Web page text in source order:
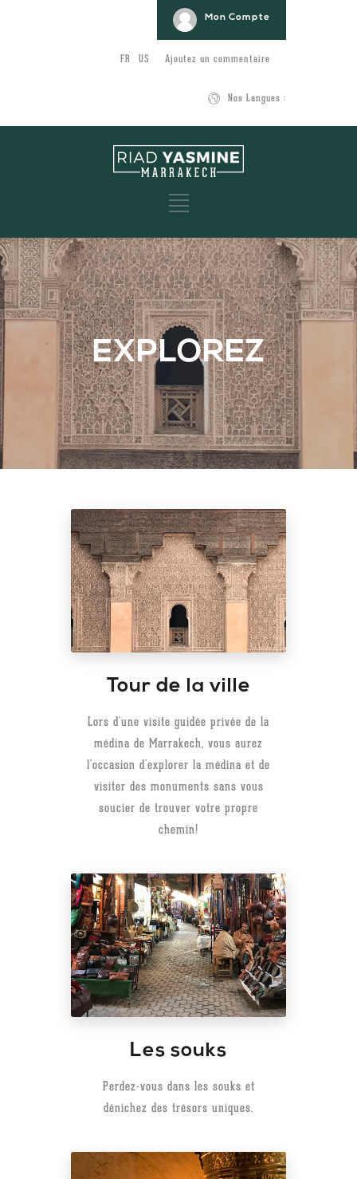
Mon Compte
Ajoutez un commentaire
US
FR
Nos Langues :
EXPLOREZ
Tour de la ville
Lors d'une visite guidée privée de la
médina de Marrakech, vous aurez
l'occasion d'explorer la médina et de
visiter des monuments sans vous
soucier de trouver votre propre
chemin!
Les souks
Perdez-vous dans les souks et
dénichez des trésors uniques.